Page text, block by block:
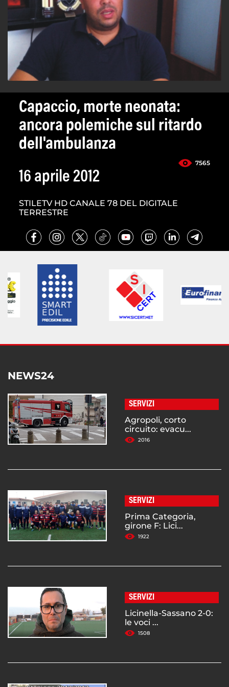
Capaccio, morte neonata:
ancora polemiche sul ritardo
dell'ambulanza
7565
16 aprile 2012
STILETV HD CANALE 78 DEL DIGITALE
TERRESTRE
NEWS24
SERVIZI
Agropoli, corto
circuito: evacu...
2016
SERVIZI
Prima Categoria,
girone F: Lici...
1922
SERVIZI
Licinella-Sassano 2-0:
le voci ...
1508